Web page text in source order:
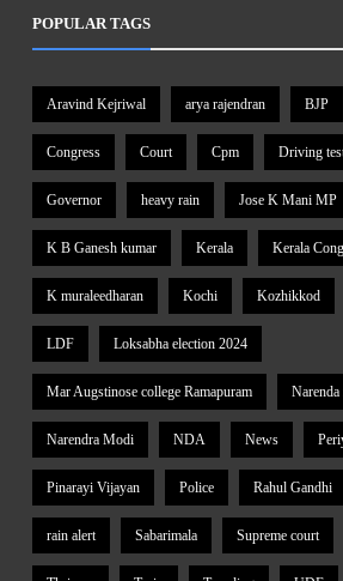
POPULAR TAGS
Aravind Kejriwal arya rajendran BJP
Congress Court Cpm Driving
Governor heavy rain Jose K Mani MP
K B Ganesh kumar Kerala Kerala
K muraleedharan Kochi Kozhikkod
LDF Loksabha election 2024
Mar Augstinose college Ramapuram
Narendra Modi NDA News
Pinarayi Vijayan Police Rahul Gandhi
rain alert Sabarimala Supreme court